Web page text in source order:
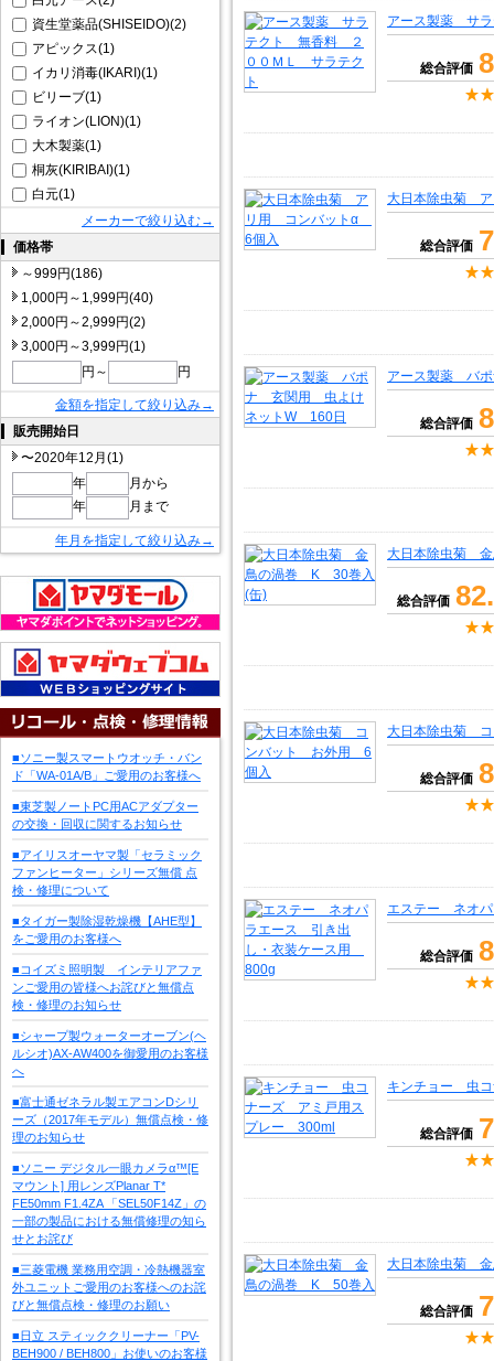
資生堂薬品(SHISEIDO)(2)
アピックス(1)
イカリ消毒(IKARI)(1)
ビリーブ(1)
ライオン(LION)(1)
大木製薬(1)
桐灰(KIRIBAI)(1)
白元(1)
メーカーで絞り込む→
価格帯
～999円(186)
1,000円～1,999円(40)
2,000円～2,999円(2)
3,000円～3,999円(1)
円～
円
金額を指定して絞り込み→
販売開始日
〜2020年12月(1)
年
月から
年
月まで
年月を指定して絞り込み→
■ソニー製スマートウオッチ・バン
ド「WA-01A/B」ご愛用のお客様へ
■東芝製ノートPC用ACアダプター
の交換・回収に関するお知らせ
■アイリスオーヤマ製「セラミック
ファンヒーター」シリーズ無償 点
検・修理について
■タイガー製除湿乾燥機【AHE型】
をご愛用のお客様へ
■コイズミ照明製 インテリアファ
ンご愛用の皆様へお詫びと無償点
検・修理のお知らせ
■シャープ製ウォーターオーブン(ヘ
ルシオ)AX-AW400を御愛用のお客様
へ
■富士通ゼネラル製エアコンDシリ
ーズ（2017年モデル）無償点検・修
理のお知らせ
■ソニー デジタル一眼カメラα™[E
マウント] 用レンズPlanar T*
FE50mm F1.4ZA 「SEL50F14Z」の
一部の製品における無償修理の知ら
せとお詫び
■三菱電機 業務用空調・冷熱機器室
外ユニットご愛用のお客様へのお詫
びと無償点検・修理のお願い
■日立 スティッククリーナー「PV-
BEH900 / BEH800」お使いのお客様
アース製薬 サ
総合評価
大日本除虫菊
総合評価
アース製薬 バ
総合評価
大日本除虫菊
総合評価
大日本除虫菊
総合評価
エステー ネオ
総合評価
キンチョー 虫
総合評価
大日本除虫菊
総合評価